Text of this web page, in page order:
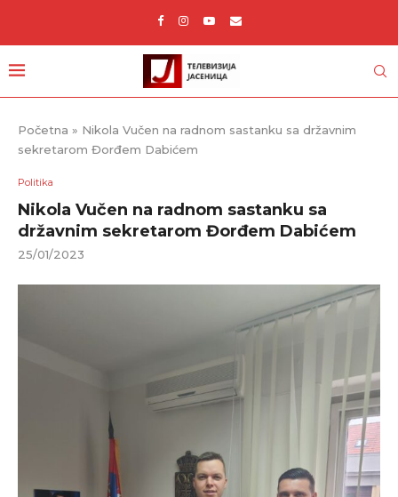
Početna » Nikola Vučen na radnom sastanku sa državnim
sekretarom Đorđem Dabićem
Politika
Nikola Vučen na radnom sastanku sa
državnim sekretarom Đorđem Dabićem
25/01/2023